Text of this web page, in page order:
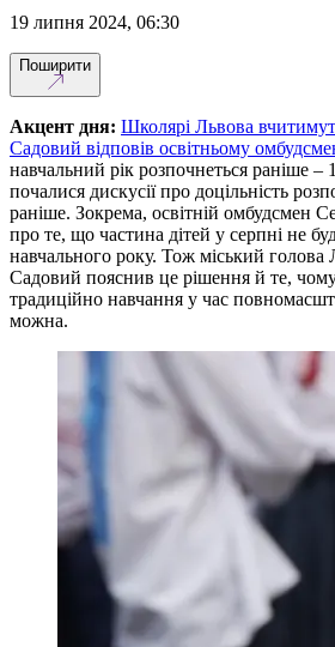
19 липня 2024, 06:30
Поширити
Акцент дня: Школярі Львова
Садовий відповів освітньому
навчальний рік розпочнеться раніше –
почалися дискусії про доцільність
раніше. Зокрема, освітній омбудсмен
про те, що частина дітей у серпні не
навчального року. Тож міський голова
Садовий пояснив це рішення й те,
традиційно навчання у час
можна.